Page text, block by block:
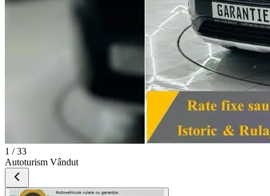
1 / 33
Autoturism Vândut